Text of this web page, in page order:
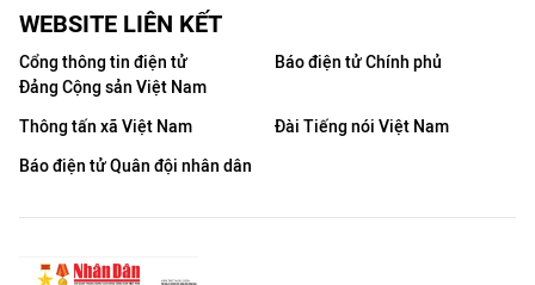
WEBSITE LIÊN KẾT
Cổng thông tin điện tử
Đảng Cộng sản Việt Nam
Báo điện tử Chính phủ
Thông tấn xã Việt Nam
Đài Tiếng nói Việt Nam
Báo điện tử Quân đội nhân dân